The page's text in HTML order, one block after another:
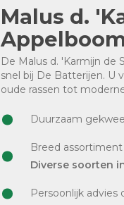
Malus d.
De Malus d. 'Karmijn de
snel bij De Batterijen. U
oude rassen tot
Duurzaam
Breed
Diverse soorten
Persoonlijk advies